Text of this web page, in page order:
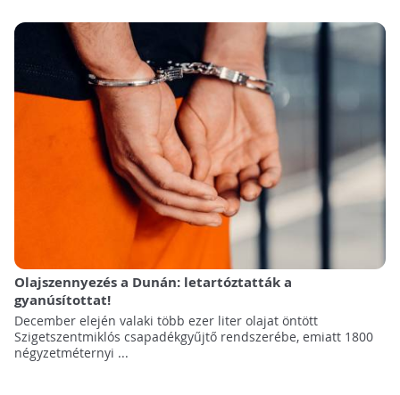
Olajszennyezés a Dunán: letartóztatták a
gyanúsítottat!
December elején valaki több ezer liter olajat öntött
Szigetszentmiklós csapadékgyűjtő rendszerébe, emiatt 1800
négyzetméternyi ...